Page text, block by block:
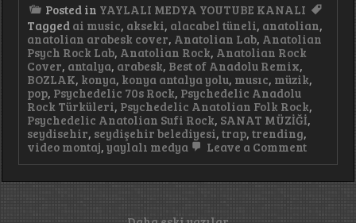
Posted in YAYLALI MEDYA YOUTUBE KANALI
Tagged ai music, akseki, alacabel tüneli, anatolian,
anatolian arabesk cover, Anatolian Lab, Anatolian
Psych Rock Lab, Anatolian Rock, Anatolian Rock
Cover, antalya, arabesk, Best of Anadolu Remix,
BOZLAK, konya, konya antalya yolu, musıc, müzik,
pop, Psychedelic 70s Rock, Psychedelic Anadolu
Rock Türküleri, Psychedelic Anatolian Folk Rock,
Psychedelic Anatolian Sufi Rock, SANAT MÜZİĞİ,
seydisehir, seydişehir belediyesi, trap, trending,
video montaj, yaylalı medya Leave a Commenton
Pop